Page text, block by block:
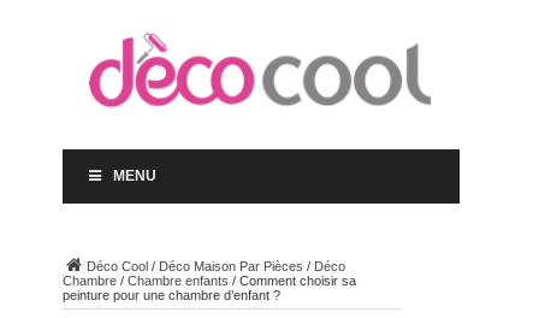
MENU
Déco Cool/ Déco Maison Par Pièces / Déco
Chambre/ Chambre enfants / Comment choisir sa
peinture pour une chambre d’enfant ?